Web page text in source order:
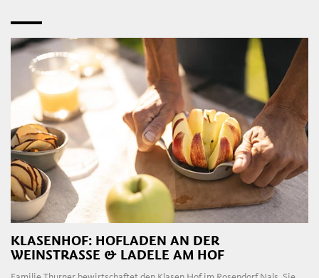
KLASENHOF: HOFLADEN AN DER
WEINSTRASSE & LADELE AM HOF